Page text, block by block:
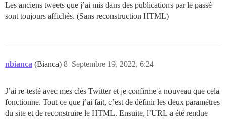
Les anciens tweets que j’ai mis dans des publications par le passé
sont toujours affichés. (Sans reconstruction HTML)
nbianca (Bianca) Septembre 19, 2022, 6:24
8
J’ai re-testé avec mes clés Twitter et je confirme à nouveau que cela
fonctionne. Tout ce que j’ai fait, c’est de définir les deux paramètres
du site et de reconstruire le HTML. Ensuite, l’URL a été rendue